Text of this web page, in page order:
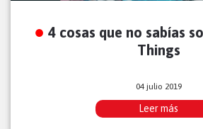
4 cosas que no sabías
Things
04 julio 2019
Leer más